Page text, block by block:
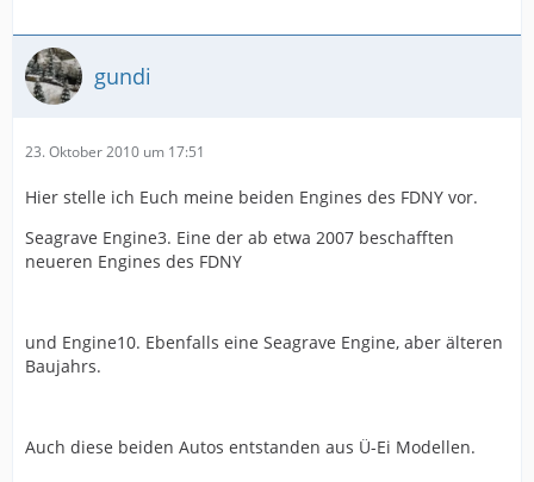
gundi
23. Oktober 2010 um 17:51
Hier stelle ich Euch meine beiden Engines des FDNY vor.
Seagrave Engine3. Eine der ab etwa 2007 beschafften
neueren Engines des FDNY
und Engine10. Ebenfalls eine Seagrave Engine, aber älteren
Baujahrs.
Auch diese beiden Autos entstanden aus Ü-Ei Modellen.